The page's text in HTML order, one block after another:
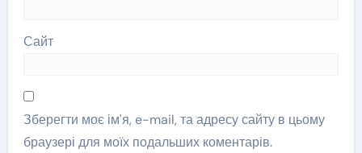
Сайт
Зберегти моє ім'я, e-mail, та адресу сайту в цьому
браузері для моїх подальших коментарів.